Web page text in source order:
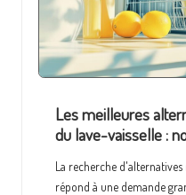
Les meilleures
du lave-vaisselle :
La recherche d'alternatives
répond à une demande